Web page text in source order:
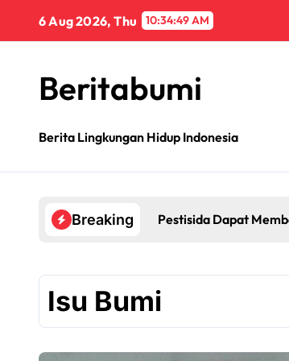
content
6 Aug 2026, Thu 10:34:50 AM
Beritabumi
Berita Lingkungan Hidup Indonesia
Breaking Pestisida Dapat
Isu Bumi